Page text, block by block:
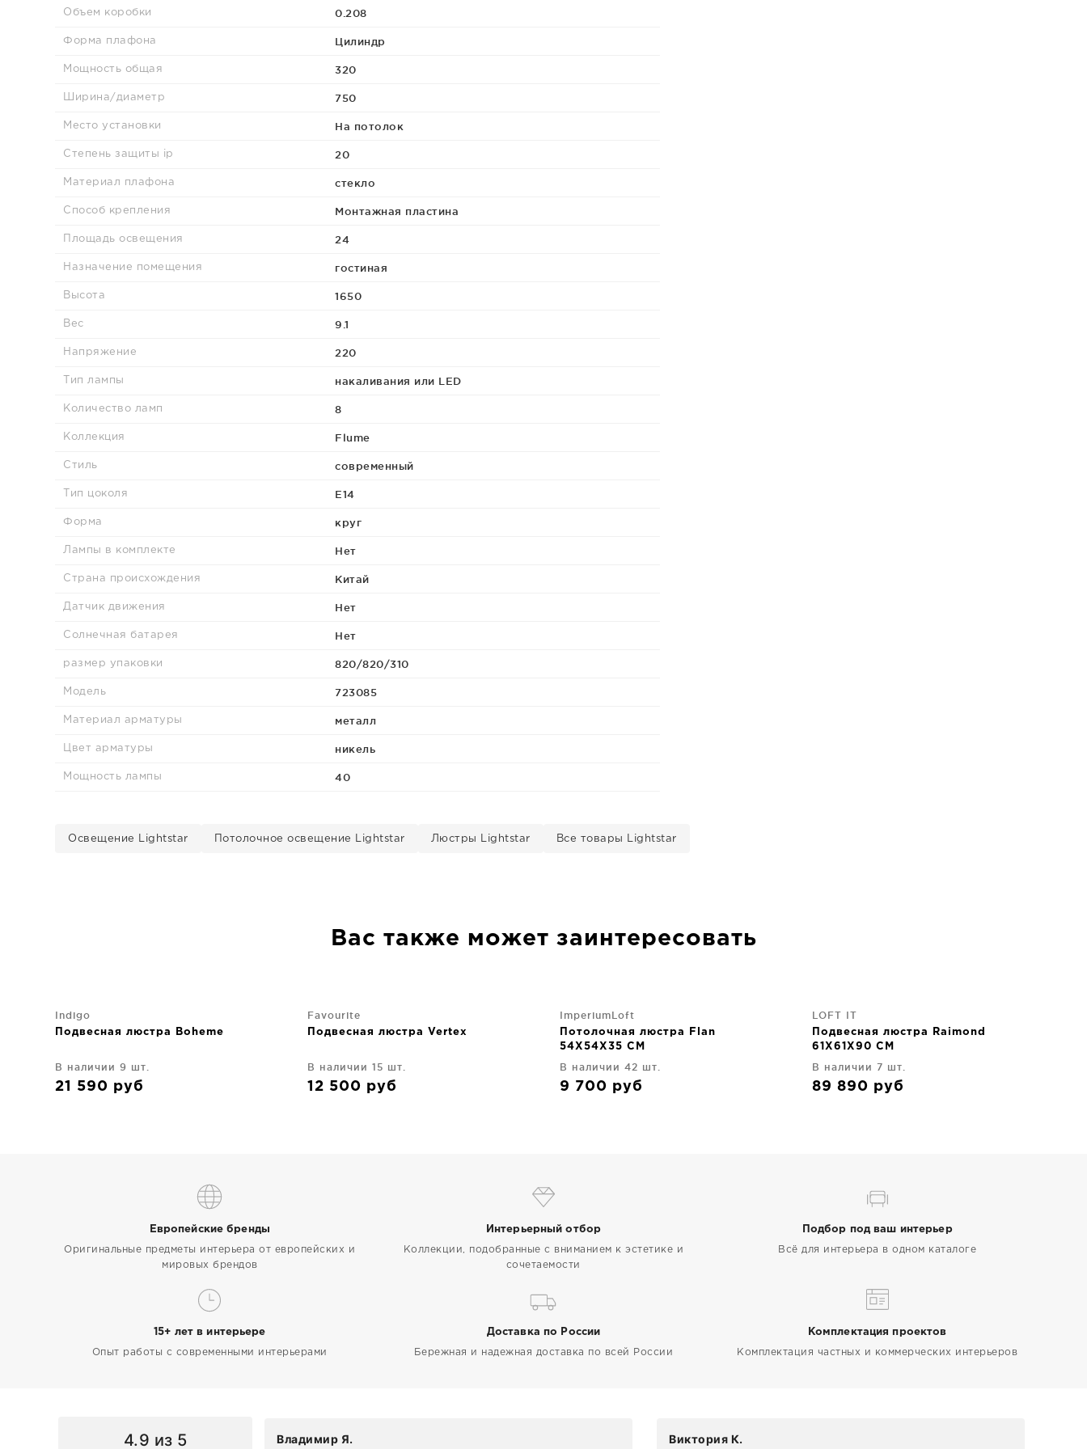
Объем коробки 0.208
Форма плафона Цилиндр
Мощность общая 320
Ширина/диаметр 750
Место установки На потолок
Степень защиты ip 20
Материал плафона стекло
Способ крепления Монтажная пластина
Площадь освещения 24
Назначение помещения гостиная
Высота 1650
Вес 9.1
Напряжение 220
Тип лампы накаливания или LED
Количество ламп 8
Коллекция Flume
Стиль современный
Тип цоколя E14
Форма круг
Лампы в комплекте Нет
Страна происхождения Китай
Датчик движения Нет
Солнечная батарея Нет
размер упаковки 820/820/310
Модель 723085
Материал арматуры металл
Цвет арматуры никель
Мощность лампы 40
Освещение Lightstar Потолочное освещение Lightstar Люстры Lightstar Все товары Lightstar
Вас также может заинтересовать
Indigo
Подвесная люстра Boheme
В наличии 9 шт.
21 590 руб
Favourite
Подвесная люстра Vertex
В наличии 15 шт.
12 500 руб
ImperiumLoft
Потолочная люстра Flan
54X54X35 CM
В наличии 42 шт.
9 700 руб
LOFT IT
Подвесная люстра Raimond
61X61X90 CM
В наличии 7 шт.
89 890 руб
Европейские бренды
Оригинальные предметы интерьера от европейских и
мировых брендов
Интерьерный отбор
Коллекции, подобранные с вниманием к эстетике и
сочетаемости
Подбор под ваш интерьер
Всё для интерьера в одном каталоге
15+ лет в интерьере
Опыт работы с современными интерьерами
Доставка по России
Бережная и надежная доставка по всей России
Комплектация проектов
Комплектация частных и коммерческих интерьеров
4.9 из 5 Владимир Я. Виктория К.